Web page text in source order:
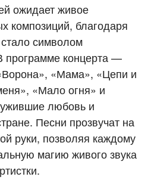
ожидает живое
композиций, благодаря
символом
программе концерта —
«Мама», «Цепи и
«Мало огня» и
любовь и
Песни прозвучат на
руки, позволяя каждому
магию живого звука